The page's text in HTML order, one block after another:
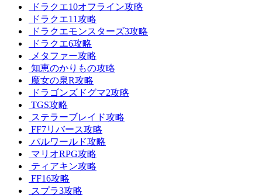
ドラクエ10オフライン攻略
ドラクエ11攻略
ドラクエモンスターズ3攻略
ドラクエ6攻略
メタファー攻略
知恵のかりもの攻略
魔女の泉R攻略
ドラゴンズドグマ2攻略
TGS攻略
ステラーブレイド攻略
FF7リバース攻略
パルワールド攻略
マリオRPG攻略
ティアキン攻略
FF16攻略
スプラ3攻略